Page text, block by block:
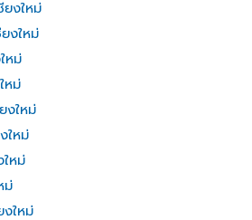
ยงใหม่
งใหม่
หม่
หม่
งใหม่
ใหม่
ใหม่
ม่
งใหม่